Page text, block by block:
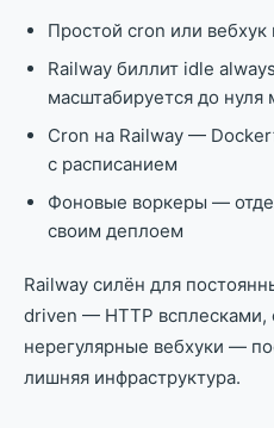
Простой cron или
Railway биллит idle
масштабируется до
Cron на Railway —
с расписанием
Фоновые воркеры —
своим деплоем
Railway силён для
driven — HTTP всплесками,
нерегулярные вебхуки —
лишняя инфраструктура.